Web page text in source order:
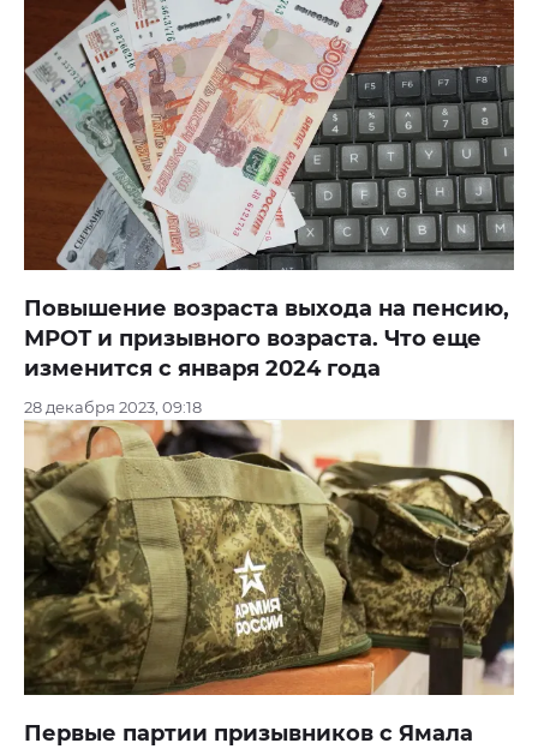
Повышение возраста выхода на пенсию,
МРОТ и призывного возраста. Что еще
изменится с января 2024 года
28 декабря 2023, 09:18
Первые партии призывников с Ямала